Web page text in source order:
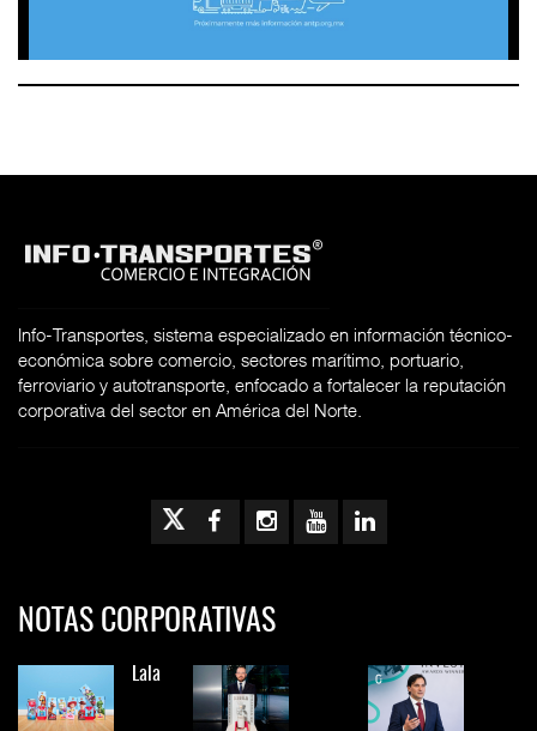
Info-Transportes, sistema especializado en información técnico-
económica sobre comercio, sectores marítimo, portuario,
ferroviario y autotransporte, enfocado a fortalecer la reputación
corporativa del sector en América del Norte.
NOTAS CORPORATIVAS
Lala